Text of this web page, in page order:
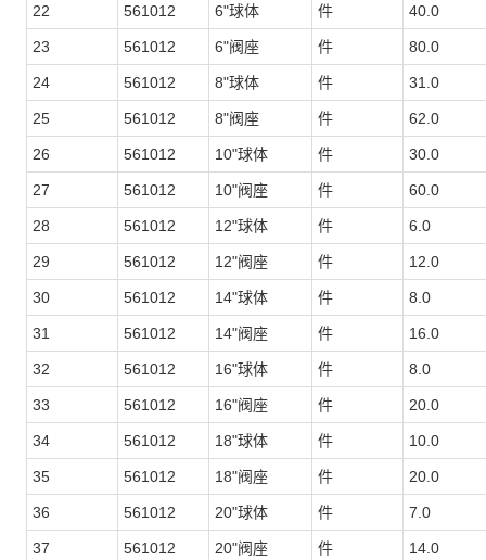
22 561012 6"球体 件 40.0
23 561012 6"阀座 件 80.0
24 561012 8"球体 件 31.0
25 561012 8"阀座 件 62.0
26 561012 10"球体 件 30.0
27 561012 10"阀座 件 60.0
28 561012 12"球体 件 6.0
29 561012 12"阀座 件 12.0
30 561012 14"球体 件 8.0
31 561012 14"阀座 件 16.0
32 561012 16"球体 件 8.0
33 561012 16"阀座 件 20.0
34 561012 18"球体 件 10.0
35 561012 18"阀座 件 20.0
36 561012 20"球体 件 7.0
37 561012 20"阀座 件 14.0